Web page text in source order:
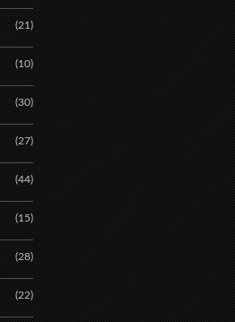
(21)
(10)
(30)
(27)
(44)
(15)
(28)
(22)